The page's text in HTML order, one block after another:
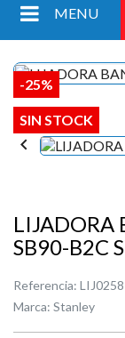
MENU
-25%
SIN STOCK

LIJADORA
SB90-B2C
Referencia: LIJ0258
Marca: Stanley